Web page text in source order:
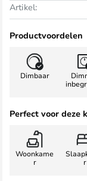
Artikel:
Productvoordelen
Dimbaar
Perfect voor deze
Woonkame
r
r